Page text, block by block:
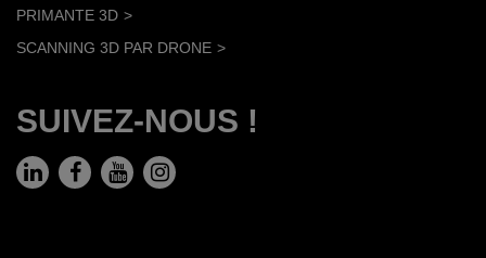
PRIMANTE 3D
SCANNING 3D PAR DRONE
SUIVEZ-NOUS !